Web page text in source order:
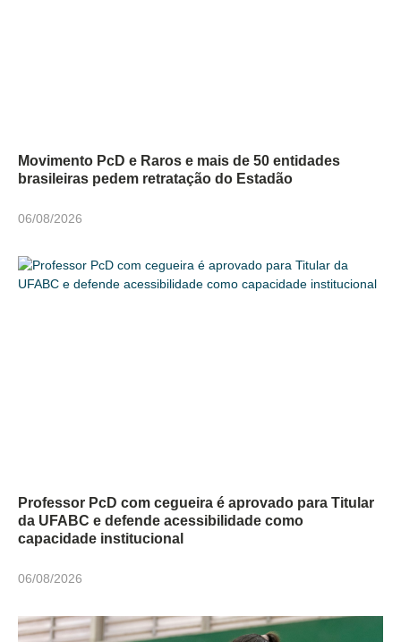
Movimento PcD e Raros e mais de 50 entidades
brasileiras pedem retratação do Estadão
06/08/2026
Professor PcD com cegueira é aprovado para Titular
da UFABC e defende acessibilidade como
capacidade institucional
06/08/2026